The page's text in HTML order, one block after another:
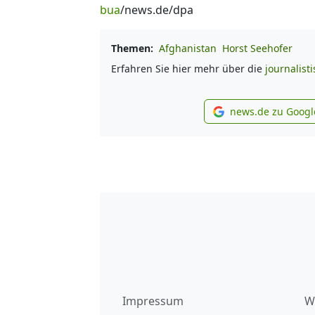
bua/news.de/dpa
Themen: Afghanistan Horst Seehofer
Erfahren Sie hier mehr über die
news.de zu
Impressum